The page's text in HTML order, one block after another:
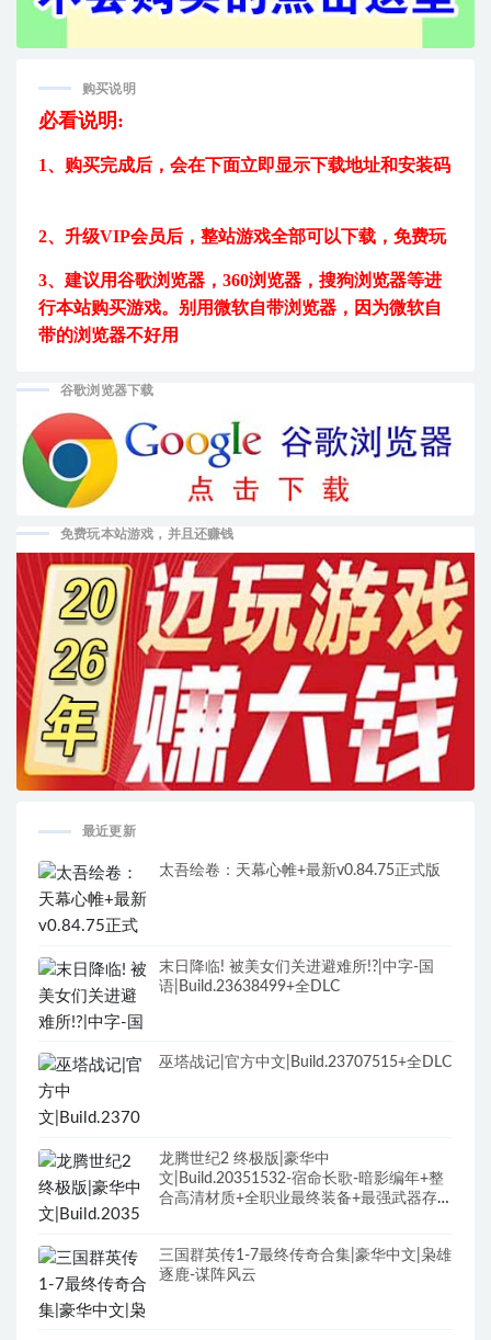
购买说明
必看说明:
1、购买完成后， 会在下面立即显示下载地址和安装码
2、升级VIP会员后， 整站游戏全部可以下载，免费玩
3、建议用谷歌浏览器，360浏览器，搜狗浏览器等进
行本站购买游戏。 别用微软自带浏览器，因为微软自
带的浏览器不好用
谷歌浏览器下载
免费玩本站游戏，并且还赚钱
最近更新
太吾绘卷：天幕心帷+最新v0.84.75正式版
末日降临! 被美女们关进避难所!?|中字-国
语|Build.23638499+全DLC
巫塔战记|官方中文|Build.23707515+全DLC
龙腾世纪2 终极版|豪华中
文|Build.20351532-宿命长歌-暗影编年+整
合高清材质+全职业最终装备+最强武器存档
三国群英传1-7最终传奇合集|豪华中文|枭雄
逐鹿-谋阵风云